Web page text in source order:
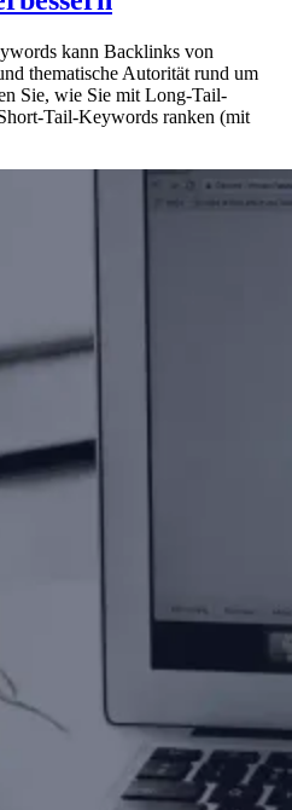
kann Backlinks von
thematische Autorität rund um
Sie, wie Sie mit Long-Tail-
Tail-Keywords ranken (mit